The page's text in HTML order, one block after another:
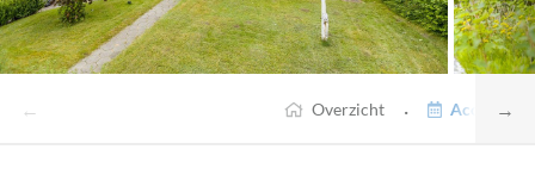
← →
Overzicht ·